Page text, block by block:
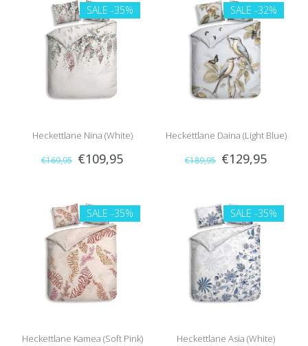
SALE -35%
Heckettlane Nina (White)
€169,95 €109,95
SALE -32%
Heckettlane Daina (Light Blue)
€189,95 €129,95
SALE -35%
Heckettlane Kamea (Soft Pink)
SALE -35%
Heckettlane Asia (White)